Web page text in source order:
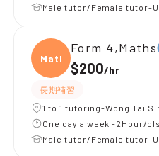
Male tutor/Female tutor-
Maths
Form 4,Maths
$200/hr
長期補習
1 to 1 tutoring-Wong Tai
One day a week -2Hour/cls
Male tutor/Female tutor-